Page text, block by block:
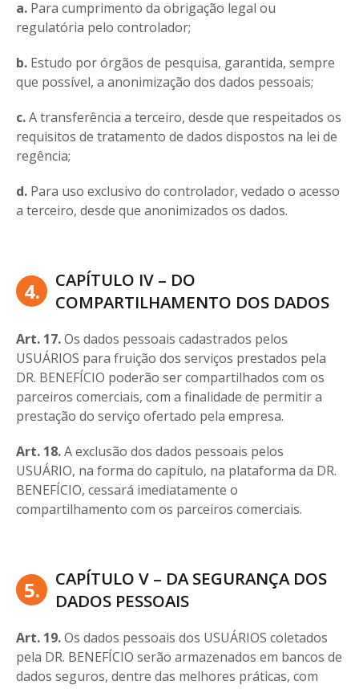
a. Para cumprimento da obrigação legal ou
regulatória pelo controlador;
b. Estudo por órgãos de pesquisa, garantida, sempre
que possível, a anonimização dos dados pessoais;
c.A transferência a terceiro, desde que respeitados os
requisitos de tratamento de dados dispostos na lei de
regência;
d. Para uso exclusivo do controlador, vedado o acesso
a terceiro, desde que anonimizados os dados.
4.
CAPÍTULO IV – DO
COMPARTILHAMENTO DOS DADOS
Art. 17.Os dados pessoais cadastrados pelos
USUÁRIOS para fruição dos serviços prestados pela
DR. BENEFÍCIO poderão ser compartilhados com os
parceiros comerciais, com a finalidade de permitir a
prestação do serviço ofertado pela empresa.
Art. 18.A exclusão dos dados pessoais pelos
USUÁRIO, na forma do capítulo, na plataforma da DR.
BENEFÍCIO, cessará imediatamente o
compartilhamento com os parceiros comerciais.
5.
CAPÍTULO V – DA SEGURANÇA DOS
DADOS PESSOAIS
Art. 19.Os dados pessoais dos USUÁRIOS coletados
pela DR. BENEFÍCIO serão armazenados em bancos de
dados seguros, dentre das melhores práticas, com